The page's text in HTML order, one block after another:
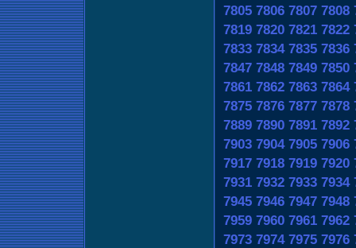
7805 7806 7807 7808
7819 7820 7821 7822
7833 7834 7835 7836
7847 7848 7849 7850
7861 7862 7863 7864
7875 7876 7877 7878
7889 7890 7891 7892
7903 7904 7905 7906
7917 7918 7919 7920
7931 7932 7933 7934
7945 7946 7947 7948
7959 7960 7961 7962
7973 7974 7975 7976